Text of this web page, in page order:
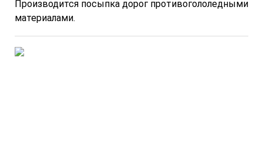
Производится посыпка дорог противогололедными
материалами.